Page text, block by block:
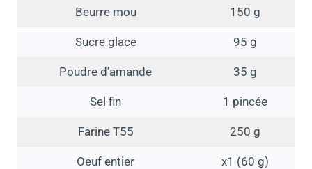
Beurre mou 150 g
Sucre glace 95 g
Poudre d’amande 35 g
Sel fin 1 pincée
Farine T55 250 g
Oeuf entier x1 (60 g)